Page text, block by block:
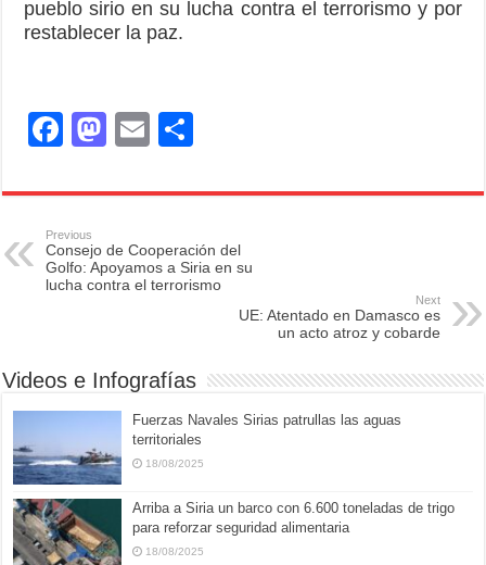
pueblo sirio en su lucha contra el terrorismo y por
restablecer la paz.
F
c
e
b
o
k
M
st
d
o
E
ail ar
Previous
Consejo de Cooperación del
Golfo: Apoyamos a Siria en su
lucha contra el terrorismo
Next
UE: Atentado en Damasco es
un acto atroz y cobarde
Videos e Infografías
Fuerzas Navales Sirias patrullas las aguas
territoriales
18/08/2025
Arriba a Siria un barco con 6.600 toneladas de trigo
para reforzar seguridad alimentaria
18/08/2025